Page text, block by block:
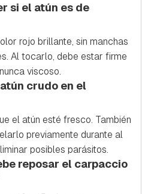
si el atún es de
rojo brillante, sin manchas
Al tocarlo, debe estar firme
viscoso.
crudo en el
el atún esté fresco. También
previamente durante al
posibles parásitos.
reposar el carpaccio